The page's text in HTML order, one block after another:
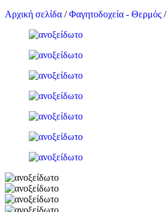
Αρχική σελίδα / Φαγητοδοχεία - Θερμός /